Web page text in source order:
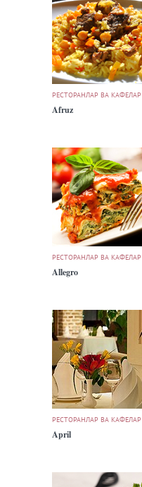
РЕСТОРАНЛАР ВА КАФЕЛАР
Afruz
РЕСТОРАНЛАР ВА КАФЕЛАР
Allegro
РЕСТОРАНЛАР ВА КАФЕЛАР
April